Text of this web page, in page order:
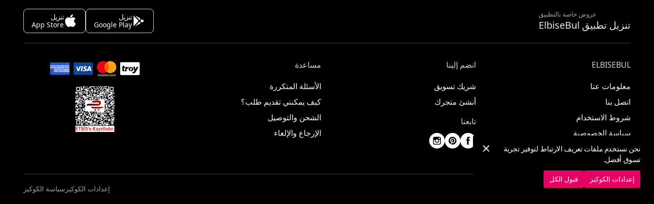
عروض خاصة بالتطبيق
تنزيل تطبيق ElbiseBul
تنزيل
Google Play
تنزيل
App Store
ELBISEBUL
معلومات عنا
اتصل بنا
شروط الاستخدام
سياسة الخصوصية
انضم إلينا
شريك تسويق
أنشئ متجرك
تابعنا
مساعدة
الأسئلة المتكررة
كيف يمكنني تقديم طلب؟
الشحن والتوصيل
الإرجاع والإلغاء
© 2025 ElbiseBul - جميع الحقوق محفوظة إعدادات الكوكيز سياسة الكوكيز
نحن نستخدم ملفات تعريف الارتباط لتوفير تجربة
تسوق أفضل.
إعدادات الكوكيز قبول الكل